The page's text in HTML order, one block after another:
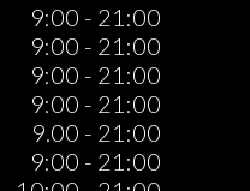
9:00 - 21:00
9:00 - 21:00
9:00 - 21:00
9:00 - 21:00
9.00 - 21:00
9:00 - 21:00